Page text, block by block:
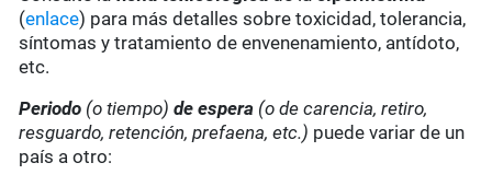
(enlace) para más detalles sobre toxicidad, tolerancia,
síntomas y tratamiento de envenenamiento, antídoto,
etc.
Periodo (o tiempo)de espera (o de carencia, retiro,
resguardo, retención, prefaena, etc.) puede variar de un
país a otro: